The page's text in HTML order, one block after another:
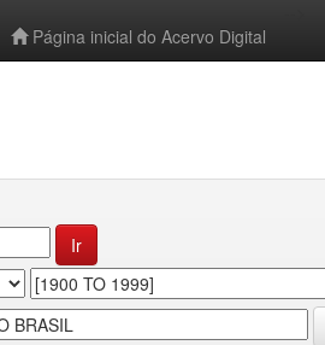
Página inicial do Acervo Digital